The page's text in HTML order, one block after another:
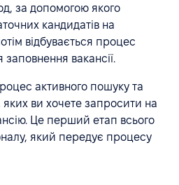
за допомогою якого
кандидатів на
відбувається процес
вакансії.
активного пошуку та
яких ви хочете запросити на
Це перший етап всього
який передує процесу